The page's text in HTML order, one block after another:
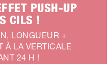
PUSH-UP
CILS !
LONGUEUR +
À LA VERTICALE
24 H !